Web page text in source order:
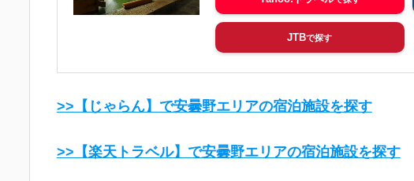
JTB
>>【じゃらん】で安曇野エリアの宿泊施設を探す
>>【楽天トラベル】で安曇野エリアの宿泊施設を探す